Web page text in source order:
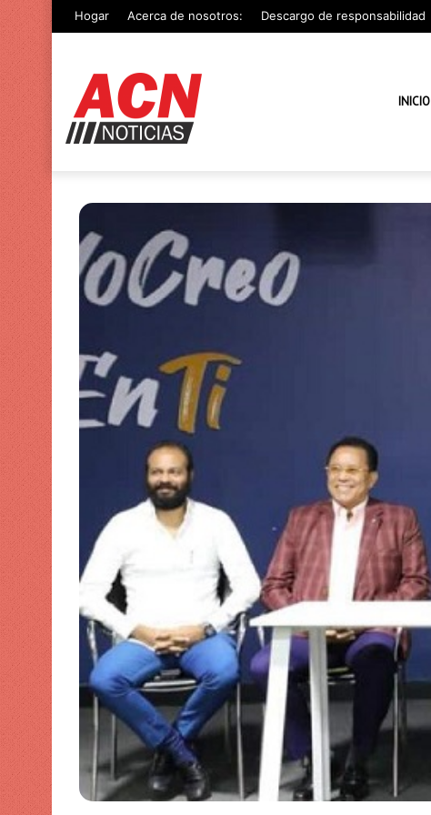
Hogar Acerca de nosotros: Descargo de responsabilidad
INICIO